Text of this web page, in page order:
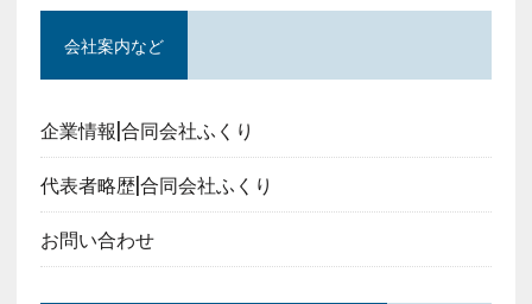
会社案内など
企業情報|合同会社ふくり
代表者略歴|合同会社ふくり
お問い合わせ